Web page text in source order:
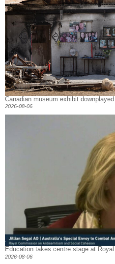
Canadian museum exhibit
2026-08-06
Education takes centre stage at
2026-08-06